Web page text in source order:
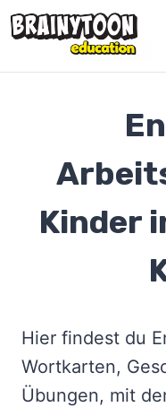
Zum
Inhalt
springen
Kinder
Hier findest du
Wortkarten,
Übungen, mit